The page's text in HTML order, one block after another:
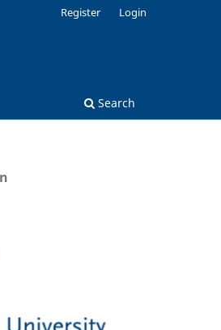
Search
Register Login